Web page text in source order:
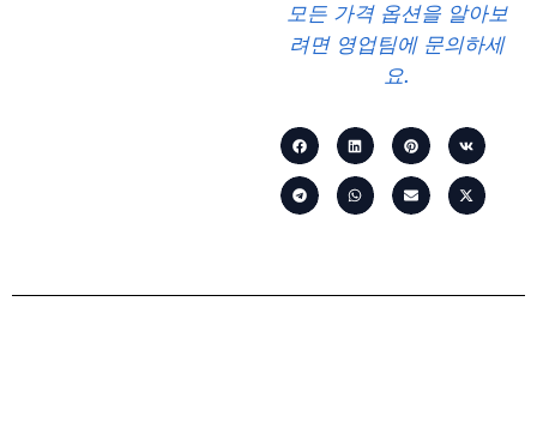
모든 가격 옵션을 알아보
려면 영업팀에 문의하세
요.